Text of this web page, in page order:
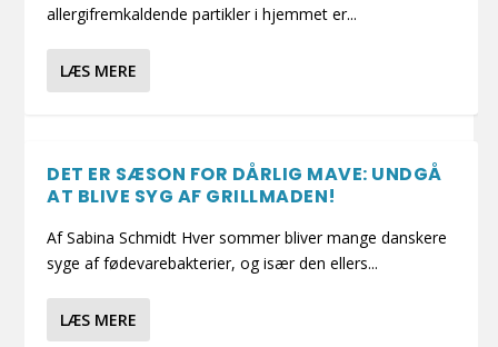
allergifremkaldende partikler i hjemmet er...
LÆS MERE
DET ER SÆSON FOR DÅRLIG MAVE: UNDGÅ
AT BLIVE SYG AF GRILLMADEN!
Af Sabina Schmidt Hver sommer bliver mange danskere
syge af fødevarebakterier, og især den ellers...
LÆS MERE